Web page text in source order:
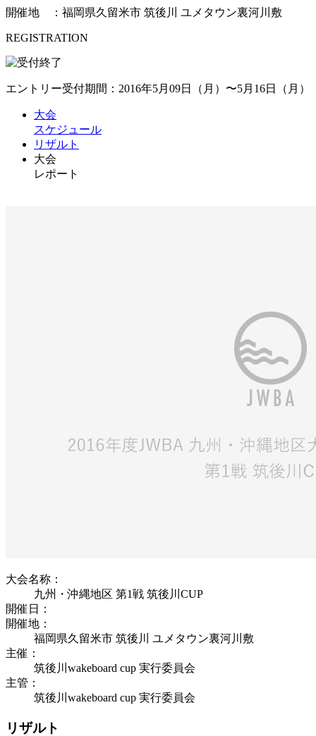
開催地 ：福岡県久留米市 筑後川 ユメタウン裏河川敷
REGISTRATION
エントリー受付期間：2016年5月09日（月）〜5月16日（月）
大会
スケジュール
リザルト
大会
レポート
大会名称：
九州・沖縄地区 第1戦 筑後川CUP
開催日：
開催地：
福岡県久留米市 筑後川 ユメタウン裏河川敷
主催：
筑後川wakeboard cup 実行委員会
主管：
筑後川wakeboard cup 実行委員会
リザルト